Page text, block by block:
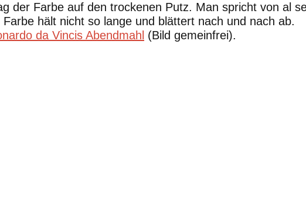
der Farbe auf den trockenen Putz. Man spricht von al
hält nicht so lange und blättert nach und nach ab.
da Vincis Abendmahl (Bild gemeinfrei).